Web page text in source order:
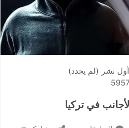
أول نشر (لم يحدد)
في تركيا